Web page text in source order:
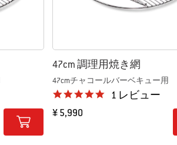
47cm 調理用焼き網
47cmチャコールバーベキュー用
5.0 star rating
1 レビュー
¥ 5,990